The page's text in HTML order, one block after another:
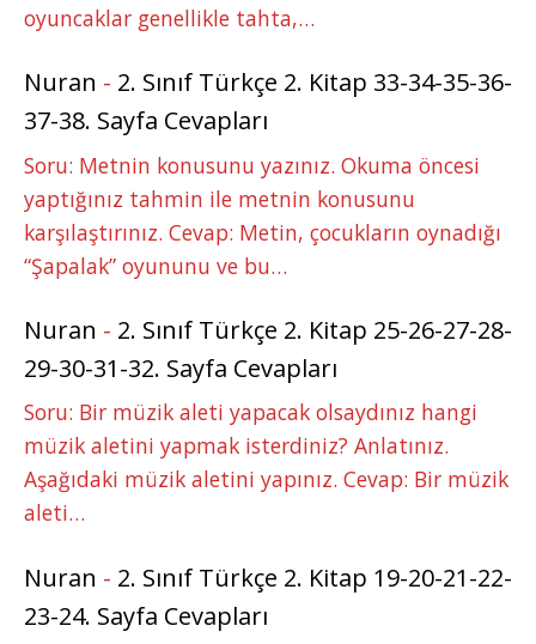
oyuncaklar genellikle tahta,…
Nuran - 2. Sınıf Türkçe 2. Kitap 33-34-35-36-
37-38. Sayfa Cevapları
Soru: Metnin konusunu yazınız. Okuma öncesi
yaptığınız tahmin ile metnin konusunu
karşılaştırınız. Cevap: Metin, çocukların oynadığı
“Şapalak” oyununu ve bu…
Nuran - 2. Sınıf Türkçe 2. Kitap 25-26-27-28-
29-30-31-32. Sayfa Cevapları
Soru: Bir müzik aleti yapacak olsaydınız hangi
müzik aletini yapmak isterdiniz? Anlatınız.
Aşağıdaki müzik aletini yapınız. Cevap: Bir müzik
aleti…
Nuran - 2. Sınıf Türkçe 2. Kitap 19-20-21-22-
23-24. Sayfa Cevapları